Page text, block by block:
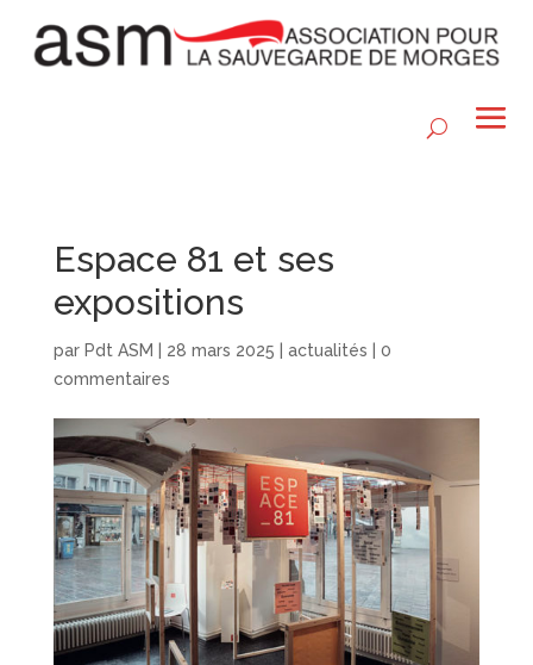
Espace 81 et ses
expositions
par Pdt ASM 28 mars 2025 actualités
0
commentaires